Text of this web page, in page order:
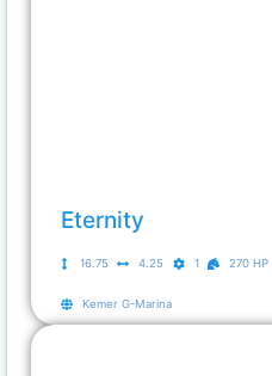
Eternity
16.75 4.25 1 270 HP
Kemer G-Marina